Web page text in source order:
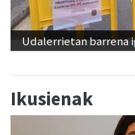
Udalerrietan barrena
Ikusienak